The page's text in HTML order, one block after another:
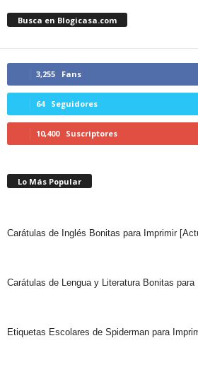
Busca en Blogicasa.com
3,255 Fans
64 Seguidores
10,400 Suscriptores
Lo Más Popular
Carátulas de Inglés Bonitas para Imprimir
Carátulas de Lengua y Literatura Bonitas
Etiquetas Escolares de Spiderman para